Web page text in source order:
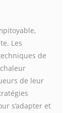
Les
de
de leur
s’adapter et